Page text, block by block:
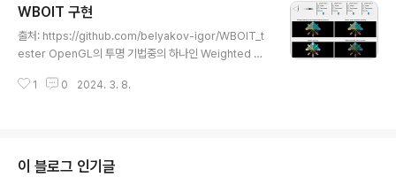
WBOIT 구현
출처: https://github.com/belyakov-igor/WBOIT_t
ester OpenGL의 투명 기법중의 하나인 Weighted bl
한 예제 코드. 참고하기 괜찮은 코드임.
1 0 2024. 3. 8.
이 블로그 인기글